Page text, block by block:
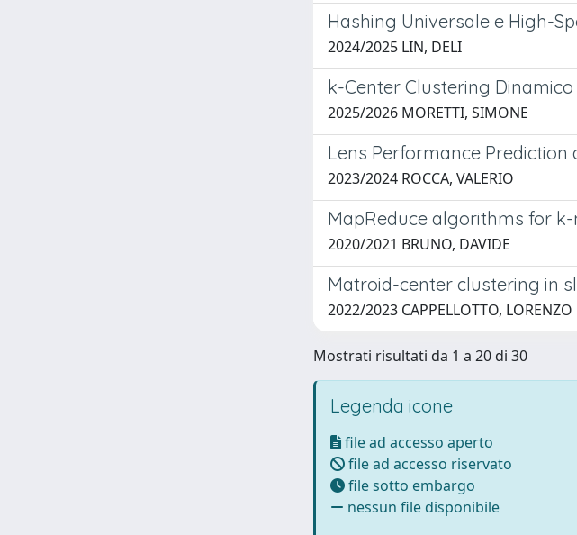
Hashing Universale e High-
2024/2025 LIN, DELI
k-Center Clustering
2025/2026 MORETTI, SIMONE
Lens Performance
2023/2024 ROCCA, VALERIO
MapReduce algorithms for
2020/2021 BRUNO, DAVIDE
Matroid-center clustering in
2022/2023 CAPPELLOTTO, LORENZO
Mostrati risultati da 1 a 20 di 30
Legenda icone
file ad accesso aperto
file ad accesso riservato
file sotto embargo
nessun file disponibile